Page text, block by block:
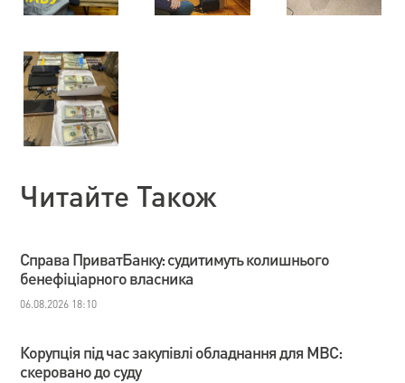
Читайте Також
Справа ПриватБанку: судитимуть колишнього
бенефіціарного власника
06.08.2026 18:10
Корупція під час закупівлі обладнання для МВС:
скеровано до суду